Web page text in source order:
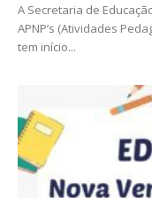
A Secretaria de
APNP’s (Atividades
tem início...